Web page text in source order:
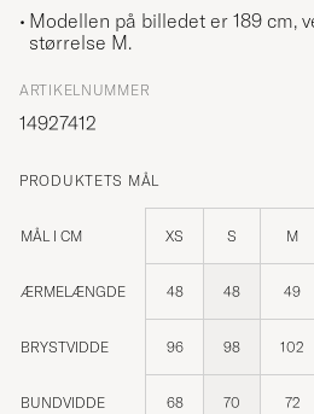
Modellen på billedet er 189 cm,
størrelse M.
ARTIKELNUMMER
14927412
PRODUKTETS MÅL
MÅL I CM XS S M
ÆRMELÆNGDE 48 48 49
BRYSTVIDDE 96 98 102
BUNDVIDDE 68 70 72